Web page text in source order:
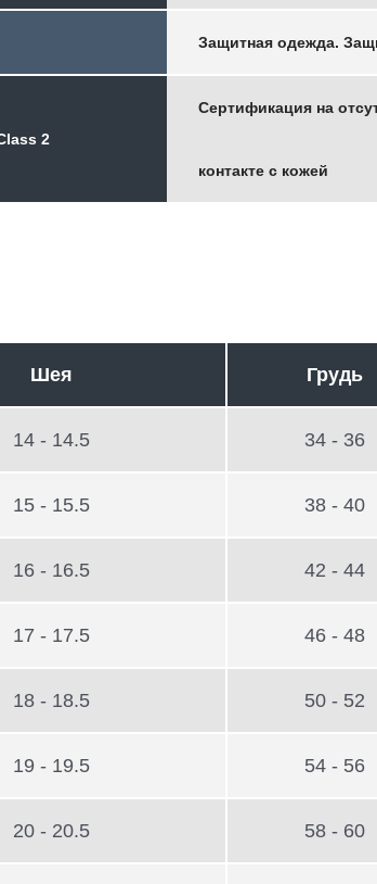
Защитная одежда.
2
Сертификация на
контакте с кожей
Шея Грудь
14 - 14.5 34 - 36
15 - 15.5 38 - 40
16 - 16.5 42 - 44
17 - 17.5 46 - 48
18 - 18.5 50 - 52
19 - 19.5 54 - 56
20 - 20.5 58 - 60